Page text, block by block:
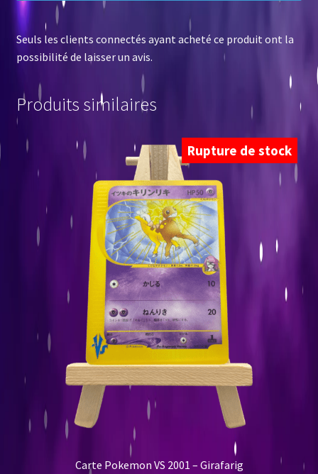
Seuls les clients connectés ayant acheté ce produit ont la
possibilité de laisser un avis.
Produits similaires
Rupture de stock
Carte Pokemon VS 2001 – Girafarig